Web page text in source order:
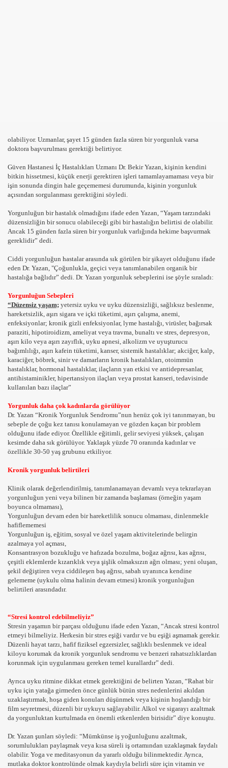
olabiliyor. Uzmanlar, şayet 15 günden fazla süren bir yorgunluk varsa
doktora başvurulması gerektiği belirtiyor.
Güven Hastanesi İç Hastalıkları Uzmanı Dr. Bekir Yazan, kişinin kendini
bitkin hissetmesi, küçük enerji gerektiren işleri tamamlayamaması veya bir
işin sonunda dingin hale geçememesi durumunda, kişinin yorgunluk
açısından sorgulanması gerektiğini söyledi.
Yorgunluğun bir hastalık olmadığını ifade eden Yazan, “Yaşam tarzındaki
düzensizliğin bir sonucu olabileceği gibi bir hastalığın belirtisi de olabilir.
Ancak 15 günden fazla süren bir yorgunluk varlığında hekime başvurmak
gereklidir” dedi.
Ciddi yorgunluğun hastalar arasında sık görülen bir şikayet olduğunu ifade
eden Dr. Yazan, "Çoğunlukla, geçici veya tanımlanabilen organik bir
hastalığa bağlıdır” dedi. Dr. Yazan yorgunluk sebeplerini ise şöyle sıraladı:
Yorgunluğun Sebepleri
“Düzensiz yaşam; yetersiz uyku ve uyku düzensizliği, sağlıksız beslenme,
hareketsizlik, aşırı sigara ve içki tüketimi, aşırı çalışma, anemi,
enfeksiyonlar; kronik gizli enfeksiyonlar, lyme hastalığı, virüsler, bağırsak
paraziti, hipotiroidizm, ameliyat veya travma, bunaltı ve stres, depresyon,
aşırı kilo veya aşırı zayıflık, uyku apnesi, alkolizm ve uyuşturucu
bağımlılığı, aşırı kafein tüketimi, kanser, sistemik hastalıklar; akciğer, kalp,
karaciğer, böbrek, sinir ve damarların kronik hastalıkları, otoimmün
hastalıklar, hormonal hastalıklar, ilaçların yan etkisi ve antidepresanlar,
antihistaminikler, hipertansiyon ilaçları veya prostat kanseri, tedavisinde
kullanılan bazı ilaçlar”
Yorgunluk daha çok kadınlarda görülüyor
Dr. Yazan “Kronik Yorgunluk Sendromu”nun henüz çok iyi tanınmayan, bu
sebeple de çoğu kez tanısı konulamayan ve gözden kaçan bir problem
olduğunu ifade ediyor. Özellikle eğitimli, gelir seviyesi yüksek, çalışan
kesimde daha sık görülüyor. Yaklaşık yüzde 70 oranında kadınlar ve
özellikle 30-50 yaş grubunu etkiliyor.
Kronik yorgunluk belirtileri
Klinik olarak değerlendirilmiş, tanımlanamayan devamlı veya tekrarlayan
yorgunluğun yeni veya bilinen bir zamanda başlaması (örneğin yaşam
boyunca olmaması),
Yorgunluğun devam eden bir hareketlilik sonucu olmaması, dinlenmekle
hafiflememesi
Yorgunluğun iş, eğitim, sosyal ve özel yaşam aktivitelerinde belirgin
azalmaya yol açması,
Konsantrasyon bozukluğu ve hafızada bozulma, boğaz ağrısı, kas ağrısı,
çeşitli eklemlerde kızarıklık veya şişlik olmaksızın ağrı olması; yeni oluşan,
şekil değiştiren veya ciddileşen baş ağrısı, sabah uyanınca kendine
gelememe (uykulu olma halinin devam etmesi) kronik yorgunluğun
belirtileri arasındadır.
“Stresi kontrol edebilmeliyiz”
Stresin yaşamın bir parçası olduğunu ifade eden Yazan, “Ancak stresi kontrol
etmeyi bilmeliyiz. Herkesin bir stres eşiği vardır ve bu eşiği aşmamak gerekir.
Düzenli hayat tarzı, hafif fiziksel egzersizler, sağlıklı beslenmek ve ideal
kiloyu korumak da kronik yorgunluk sendromu ve benzeri rahatsızlıklardan
korunmak için uygulanması gereken temel kurallardır” dedi.
Ayrıca uyku ritmine dikkat etmek gerektiğini de belirten Yazan, “Rahat bir
uyku için yatağa girmeden önce günlük bütün stres nedenlerini akıldan
uzaklaştırmak, hoşa giden konuları düşünmek veya kişinin hoşlandığı bir
film seyretmesi, düzenli bir uykuyu sağlayabilir. Alkol ve sigarayı azaltmak
da yorgunluktan kurtulmada en önemli etkenlerden birisidir” diye konuştu.
Dr. Yazan şunları söyledi: “Mümkünse iş yoğunluğunu azaltmak,
sorumlulukları paylaşmak veya kısa süreli iş ortamından uzaklaşmak faydalı
olabilir. Yoga ve meditasyonun da yararlı olduğu bilinmektedir. Ayrıca,
mutlaka doktor kontrolünde olmak kaydıyla belirli süre için vitamin ve
BEBEK GELİŞİMİ
BEBEK GELİŞİMİ 2
GEREKEN BOY VE KİLO ORANLARI
2
HISSI CARESI KURTULMA YOLLARI NELERDIR
VE VİDEOLARI
ILGINC RESIMLER BILGILER KOMIK FOTOLAR
KOLAY,PRATİK,TARİFİ,NE PİŞİRSEM DİYENLER